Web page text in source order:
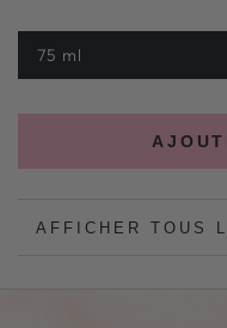
75 ml
Variante
épuisée
indisponible
AFFICHER TOUS